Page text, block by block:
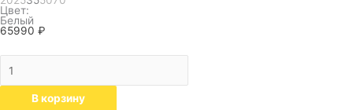
Цвет:
Белый
65990 ₽
В корзину